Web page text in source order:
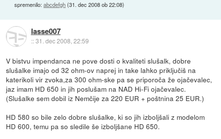
spremenilo:abcdefgh(31. dec 2008 ob 22:08)
lasse007
::31. dec 2008, 22:59
V bistvu impendanca ne pove dosti o kvaliteti slušalk, dobre
slušalke imajo od 32 ohm-ov naprej in take lahko priključiš na
katerikoli vir zvoka,za 300 ohm-ske pa se priporoča že ojačevalec,
jaz imam HD 650 in jih poslušam na NAD Hi-Fi ojačevalec.
(Slušalke sem dobil iz Nemčije za 220 EUR + poštnina 25 EUR.)
HD 580 so bile zelo dobre slušalke, ki so jih izboljšali z modelom
HD 600, temu pa so sledile še izboljšane HD 650.